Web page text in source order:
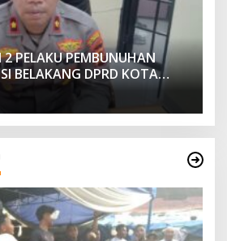
2 PELAKU PEMBUNUHAN
BELAKANG DPRD KOTA
DIRINGKUS ANGGOTA